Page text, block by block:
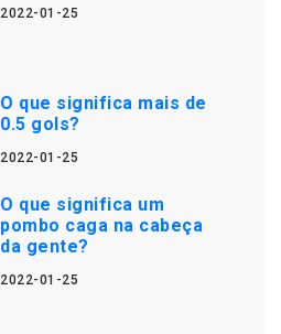
2022-01-25
O que significa mais de
0.5 gols?
2022-01-25
O que significa um
pombo caga na cabeça
da gente?
2022-01-25